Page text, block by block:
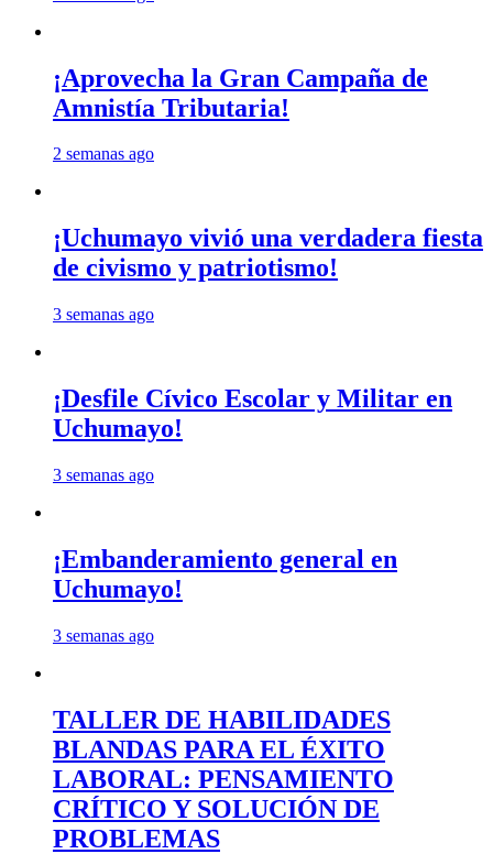
¡Aprovecha la Gran Campaña de
Amnistía Tributaria!
2 semanas ago
¡Uchumayo vivió una verdadera fiesta
de civismo y patriotismo!
3 semanas ago
¡Desfile Cívico Escolar y Militar en
Uchumayo!
3 semanas ago
¡Embanderamiento general en
Uchumayo!
3 semanas ago
TALLER DE HABILIDADES
BLANDAS PARA EL ÉXITO
LABORAL: PENSAMIENTO
CRÍTICO Y SOLUCIÓN DE
PROBLEMAS